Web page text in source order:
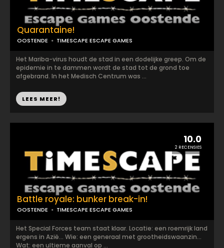
Quarantaine!
OOSTENDE TIMESCAPE ESCAPE GAMES
Het Mariba-virus houdt de stad in een dodelijke greep. Om de
epidemie in te dammen wordt de stad tot de grond toe
afgebrand. In het Medisch Centrum was ...
LEES MEER!
10.0
2 RECENSIES
Battle royale: bunker break-in!
OOSTENDE TIMESCAPE ESCAPE GAMES
Het Special Forces team staat klaar. Locatie: een roemrijk land
ergens in Azië... Wie: een generaal met grootheidswaanzin...
Wat: een ultieme aanval op ...